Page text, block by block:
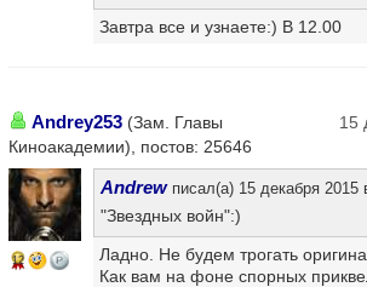
Завтра все и узнаете:) В 12.00
Andrey253 (Зам. Главы
Киноакадемии), постов: 25646
15
12
Andrewписал(а) 15 декабря 2015
"Звездных войн":)
Ладно. Не будем трогать
Как вам на фоне спорных